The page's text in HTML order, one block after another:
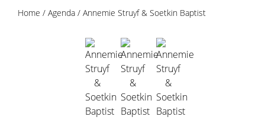
Home / Agenda / Annemie Struyf & Soetkin Baptist